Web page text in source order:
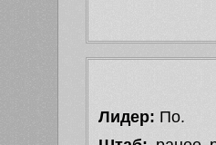
Лидер: По.